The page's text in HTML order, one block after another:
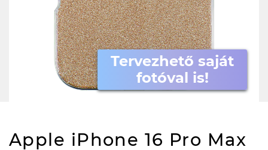
Tervezhető saját
fotóval is!
Apple iPhone 16 Pro Max